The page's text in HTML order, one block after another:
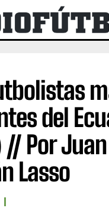
del
// Por Juan
Lasso